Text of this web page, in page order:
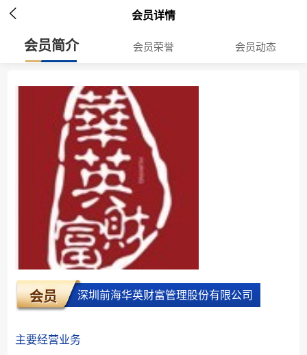
 会员详情
会员简介 会员荣誉 会员动态
会员 深圳前海华英财富管理股份有限公司
主要经营业务